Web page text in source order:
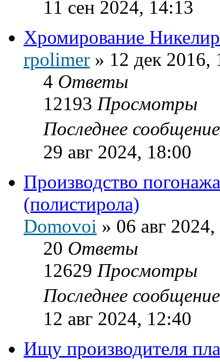
11 сен 2024, 14:13
Хромирование
rpolimer » 12 дек 2016,
4 Ответы
12193 Просмотры
Последнее
29 авг 2024, 18:00
Производство
(полистирола)
Domovoi » 06 авг
20 Ответы
12629 Просмотры
Последнее
12 авг 2024, 12:40
Ищу производителя